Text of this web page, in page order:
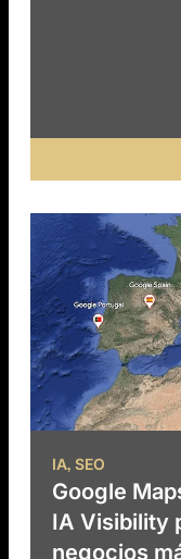
IA, SEO
Google
IA Visibility
negocios